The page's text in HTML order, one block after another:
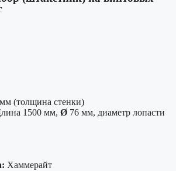
(толщина стенки)
1500 мм, Ø 76 мм, диаметр лопасти
Хаммерайт